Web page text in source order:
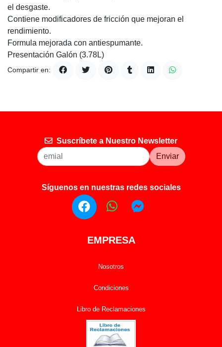
el desgaste.
Contiene modificadores de fricción que mejoran el
rendimiento.
Formula mejorada con antiespumante.
Presentación Galón (3.78L)
Compartir en:
Suscríbete a Nuestro Newsletter
Enviar
Síguenos en nuestras redes sociales
EMPRESA
Nosotros
Condiciones
Libro de Reclamaciones